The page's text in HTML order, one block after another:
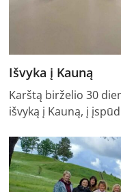
Išvyka į Kauną
Karštą birželio 30
išvyką į Kauną, į